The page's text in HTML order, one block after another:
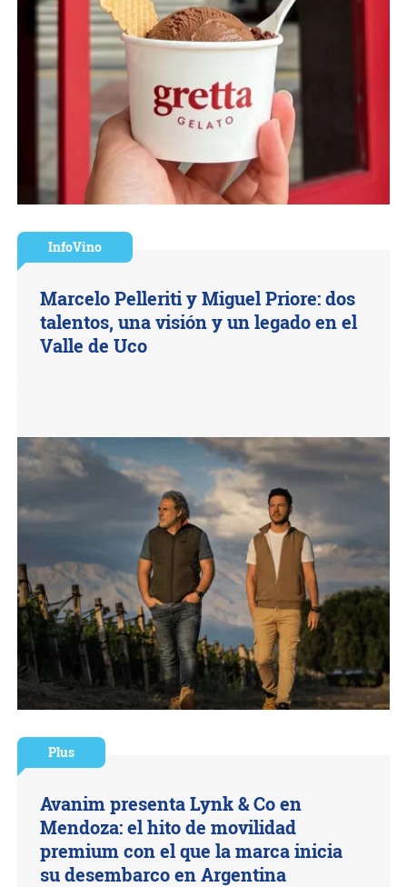
InfoVino
Marcelo Pelleriti y Miguel Priore: dos
talentos, una visión y un legado en el
Valle de Uco
Plus
Avanim presenta Lynk & Co en
Mendoza: el hito de movilidad
premium con el que la marca inicia
su desembarco en Argentina